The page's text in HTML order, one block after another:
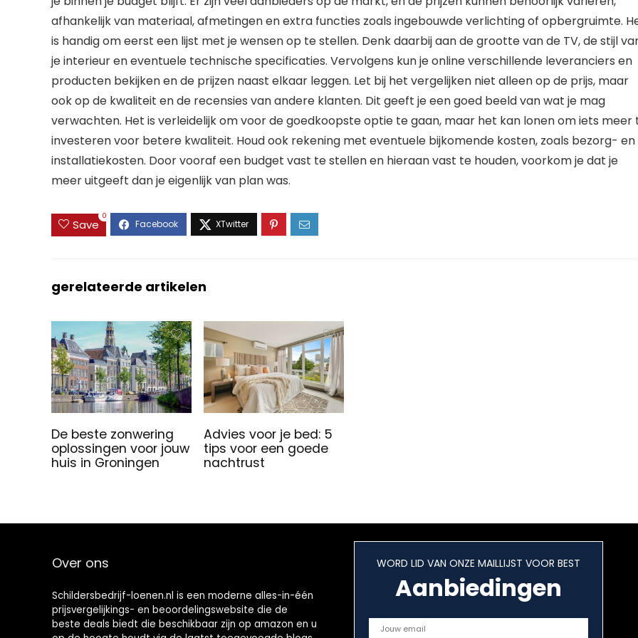
afhankelijk van materiaal, afmetingen en extra functies zoals ingebouwde verlichting of opbergruimte.
is handig om eerst een lijst met je wensen op te stellen. Denk daarbij aan de grootte van de TV, de stijl
je interieur en eventuele technische specificaties. Vervolgens kun je online verschillende leveranciers en
producten bekijken en de prijzen naast elkaar leggen. Let bij het vergelijken niet alleen op de prijs, maar
ook op de kwaliteit en de recensies van andere klanten. Dit geeft je een goed beeld van wat je mag
verwachten. Het is verleidelijk om voor de goedkoopste optie te gaan, maar het kan lonen om iets meer
investeren voor betere kwaliteit. Houd ook rekening met eventuele bijkomende kosten, zoals bezorg- en
installatiekosten. Door vooraf een budget vast te stellen en hieraan vast te houden, voorkom je dat je
meer uitgeeft dan je eigenlijk van plan was.
Save
0
gerelateerde artikelen
De beste zonwering
oplossingen voor jouw
huis in Groningen
Advies voor je bed: 5
tips voor een goede
nachtrust
Over ons
Schildersbedrijf-loenen.nl is een moderne alles-in-één
prijsvergelijkings- en beoordelingswebsite die de
beste deals biedt die beschikbaar zijn op amazon en u
WORD LID VAN ONZE MAILLIJST VOOR BEST
Aanbiedingen